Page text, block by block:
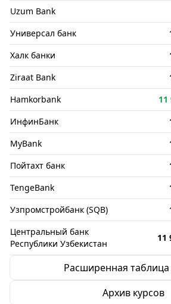
Uzum Bank
Универсал банк
Халк банки
Ziraat Bank
Hamkorbank
11
ИнфинБанк
MyBank
Пойтахт банк
TengeBank
Узпромстройбанк (SQB)
Центральный банк
Республики Узбекистан
11
Расширенная таблица
Архив курсов